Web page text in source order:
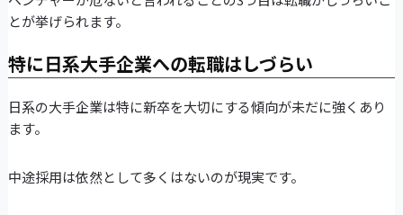
とが挙げられます。
特に日系大手企業への転職はしづらい
日系の大手企業は特に新卒を大切にする傾向が未だに強くあり
ます。
中途採用は依然として多くはないのが現実です。